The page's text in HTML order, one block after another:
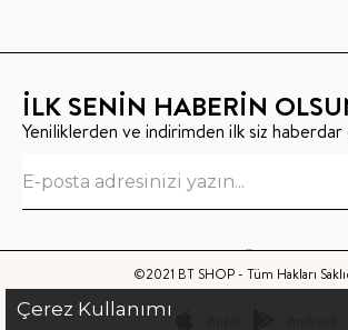
İLK SENİN HABERİN
Yeniliklerden ve indirimden ilk siz haberdar
©2021 BT SHOP - Tüm Hakları
Çerez Kullanımı